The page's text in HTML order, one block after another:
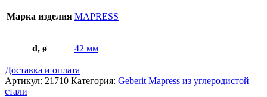
наружной
резьбой:
R=1
Марка изделия MAPRESS
d, ø 42 мм
Доставка и оплата
Артикул: 21710 Категория: Geberit Mapress из углеродистой
стали